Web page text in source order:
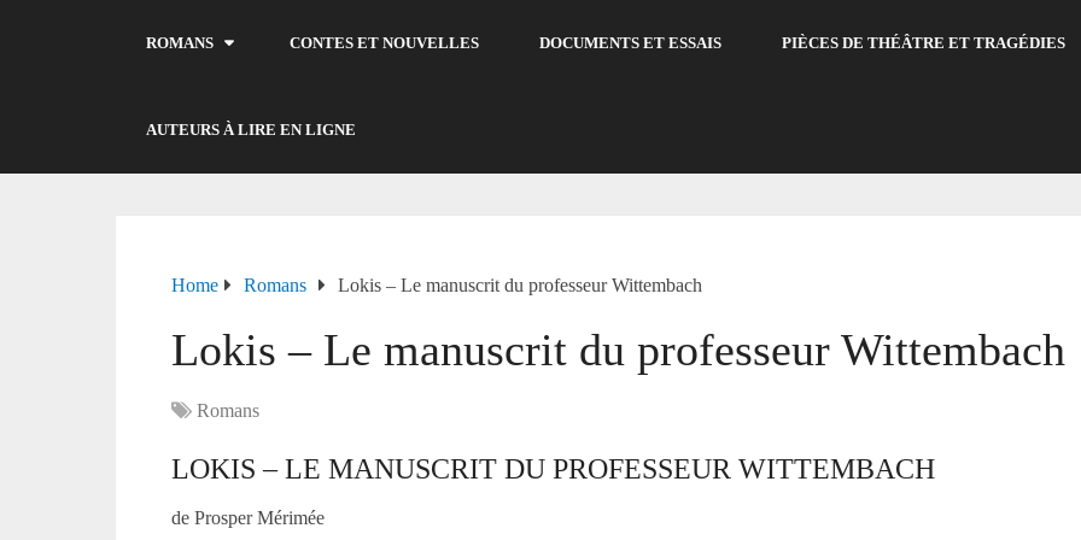
ROMANS CONTES ET NOUVELLES DOCUMENTS ET ESSAIS PIÈCES DE THÉÂTRE ET TRAGÉDIES
AUTEURS À LIRE EN LIGNE
Home Romans Lokis – Le manuscrit du professeur Wittembach
Lokis – Le manuscrit du professeur Wittembach
Romans
LOKIS – LE MANUSCRIT DU PROFESSEUR WITTEMBACH
de Prosper Mérimée